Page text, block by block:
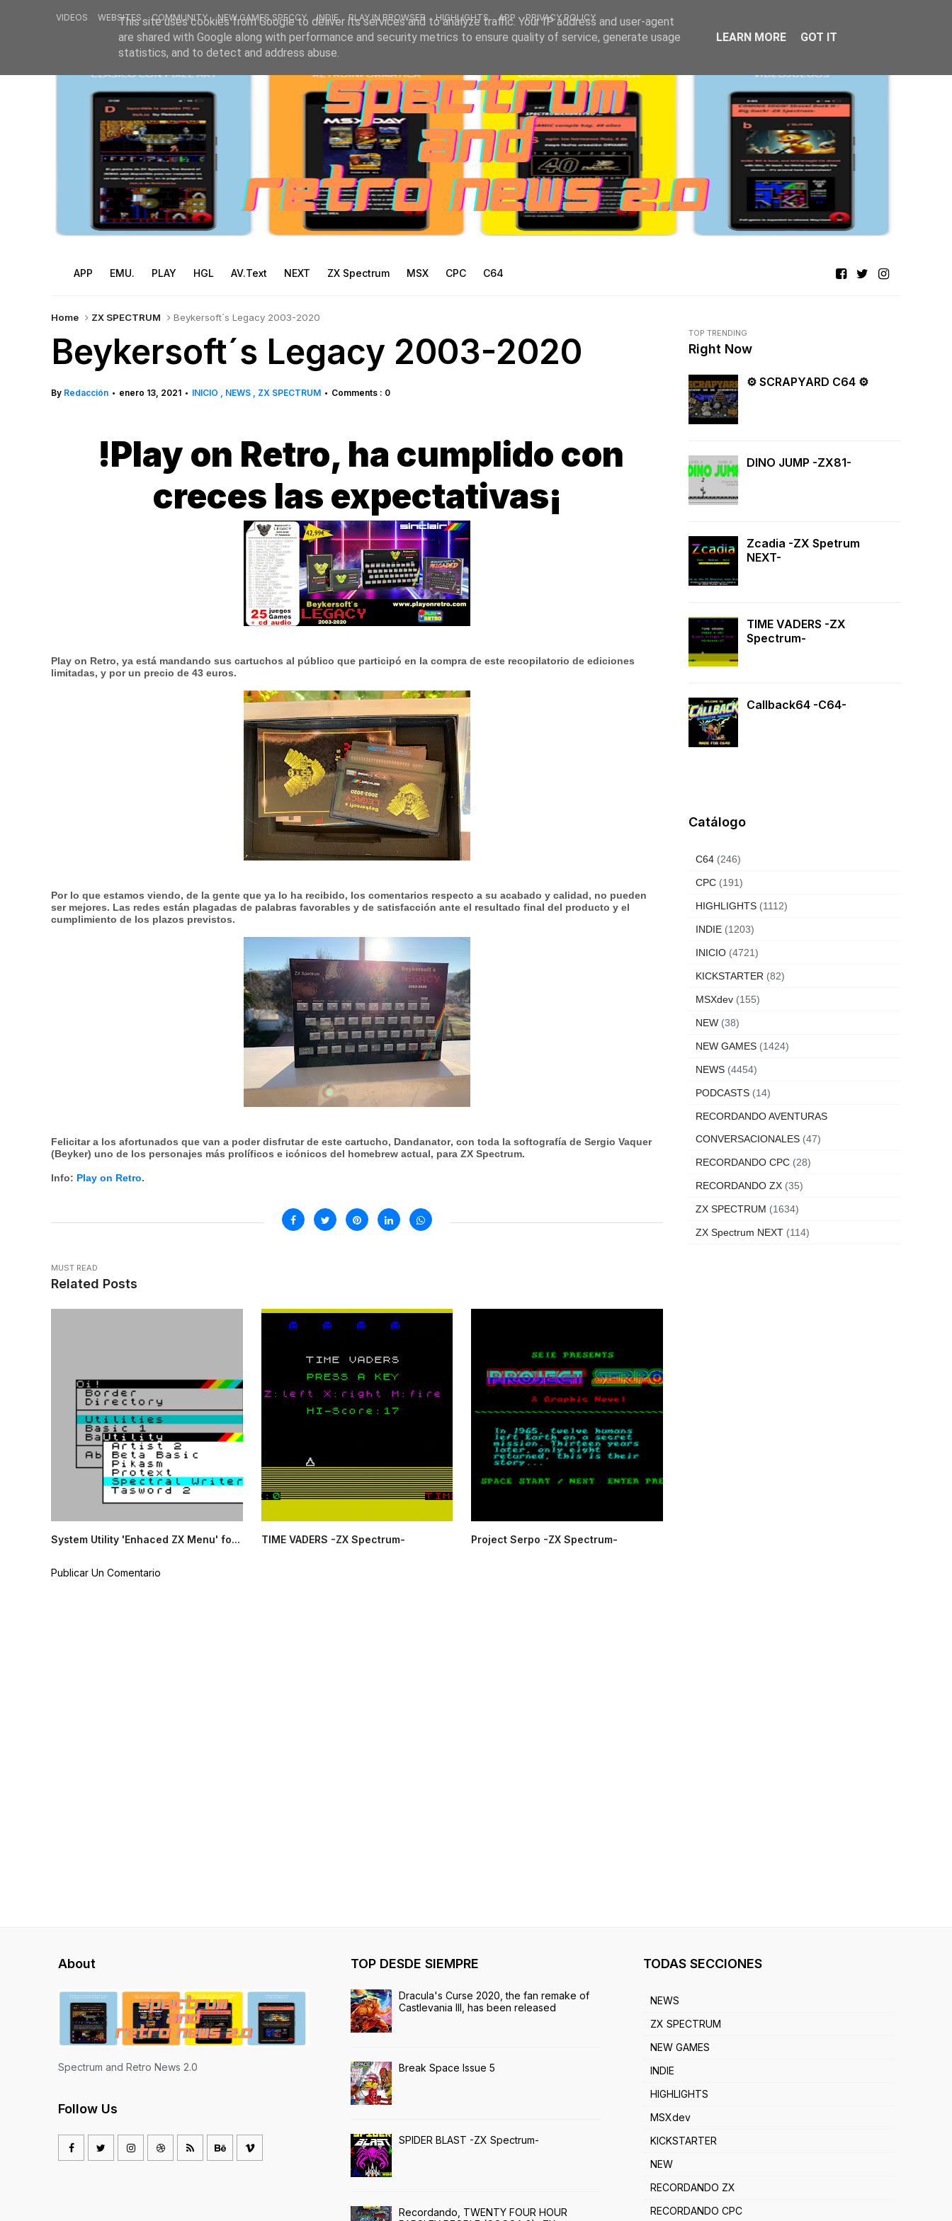
VIDEOS WEBSITES COMMUNITY NEW GAMES SPECCY INDIE PLAY IN BROWSER HIGHLIGHTS APP PRIVACY POLICY
APP EMU. PLAY HGL AV.Text NEXT ZX Spectrum MSX CPC C64
Home ZX SPECTRUM Beykersoft´s Legacy 2003-2020
Beykersoft´s Legacy 2003-2020
By Redacción • enero 13, 2021 • INICIO NEWS ZX SPECTRUM • Comments : 0
!Play on Retro, ha cumplido con
creces las expectativas¡
Play on Retro, ya está mandando sus cartuchos al público que participó en la compra de este recopilatorio de ediciones
limitadas, y por un precio de 43 euros.
Por lo que estamos viendo, de la gente que ya lo ha recibido, los comentarios respecto a su acabado y calidad, no pueden
ser mejores. Las redes están plagadas de palabras favorables y de satisfacción ante el resultado final del producto y el
cumplimiento de los plazos previstos.
Felicitar a los afortunados que van a poder disfrutar de este cartucho, Dandanator, con toda la softografía de Sergio Vaquer
(Beyker) uno de los personajes más prolíficos e icónicos del homebrew actual, para ZX Spectrum.
Info: Play on Retro.
MUST READ
Related Posts
System Utility 'Enhaced ZX Menu' fo... TIME VADERS -ZX Spectrum- Project Serpo -ZX Spectrum-
Publicar Un Comentario
TOP TRENDING
Right Now
⚙ SCRAPYARD C64 ⚙
DINO JUMP -ZX81-
Zcadia -ZX Spetrum
NEXT-
TIME VADERS -ZX
Spectrum-
Callback64 -C64-
Catálogo
C64 (246)
CPC (191)
HIGHLIGHTS (1112)
INDIE (1203)
INICIO (4721)
KICKSTARTER (82)
MSXdev (155)
NEW (38)
NEW GAMES (1424)
NEWS (4454)
PODCASTS (14)
RECORDANDO AVENTURAS
CONVERSACIONALES (47)
RECORDANDO CPC (28)
RECORDANDO ZX (35)
ZX SPECTRUM (1634)
ZX Spectrum NEXT (114)
About
Spectrum and Retro News 2.0
Follow Us
TOP DESDE SIEMPRE
Dracula's Curse 2020, the fan remake of
Castlevania III, has been released
Break Space Issue 5
SPIDER BLAST -ZX Spectrum-
Recordando, TWENTY FOUR HOUR
TODAS SECCIONES
NEWS
ZX SPECTRUM
NEW GAMES
INDIE
HIGHLIGHTS
MSXdev
KICKSTARTER
NEW
RECORDANDO ZX
RECORDANDO CPC
This site uses cookies from Google to deliver its services and to analyze traffic. Your IP address and user-agent
are shared with Google along with performance and security metrics to ensure quality of service, generate usage
statistics, and to detect and address abuse.
LEARN MORE GOT IT